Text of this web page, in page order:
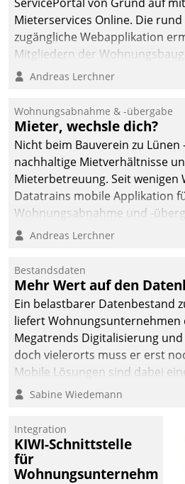
Mieterservices Online. Die
zugängliche Webapplikation
Mitgliedern der
Kontaktaufnahme per
Andreas Lerchner
Wohnungsabnahme & -übergabe
Mieter, wechsle dich?
Nicht beim Bauverein zu
nachhaltige Mietverhältnisse
Mieterbetreuung. Seit wenigen
Datatrains mobile Applikation
Wohnungsabnahme und -
Mieter wohlgeordnet kommen
Andreas Lerchner
Bestandsdaten
Mehr Wert auf den
Ein belastbarer Datenbestand
liefert Wohnungsunternehmen
Megatrends Digitalisierung
doch vielerorts muss er erst
Mobile Lösungen sind dabei
Sabine Wiedemann
Integration
KIWI-Schnittstelle
für
Wohnungsunternehmen